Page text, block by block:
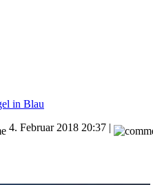
in Blau
4. Februar 2018 20:37 |